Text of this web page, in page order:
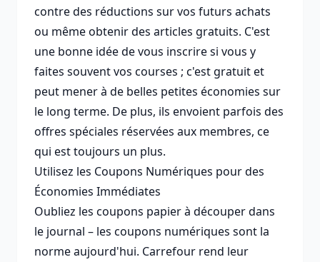
contre des réductions sur vos futurs achats
ou même obtenir des articles gratuits. C'est
une bonne idée de vous inscrire si vous y
faites souvent vos courses ; c'est gratuit et
peut mener à de belles petites économies sur
le long terme. De plus, ils envoient parfois des
offres spéciales réservées aux membres, ce
qui est toujours un plus.
Utilisez les Coupons Numériques pour des
Économies Immédiates
Oubliez les coupons papier à découper dans
le journal – les coupons numériques sont la
norme aujourd'hui. Carrefour rend leur